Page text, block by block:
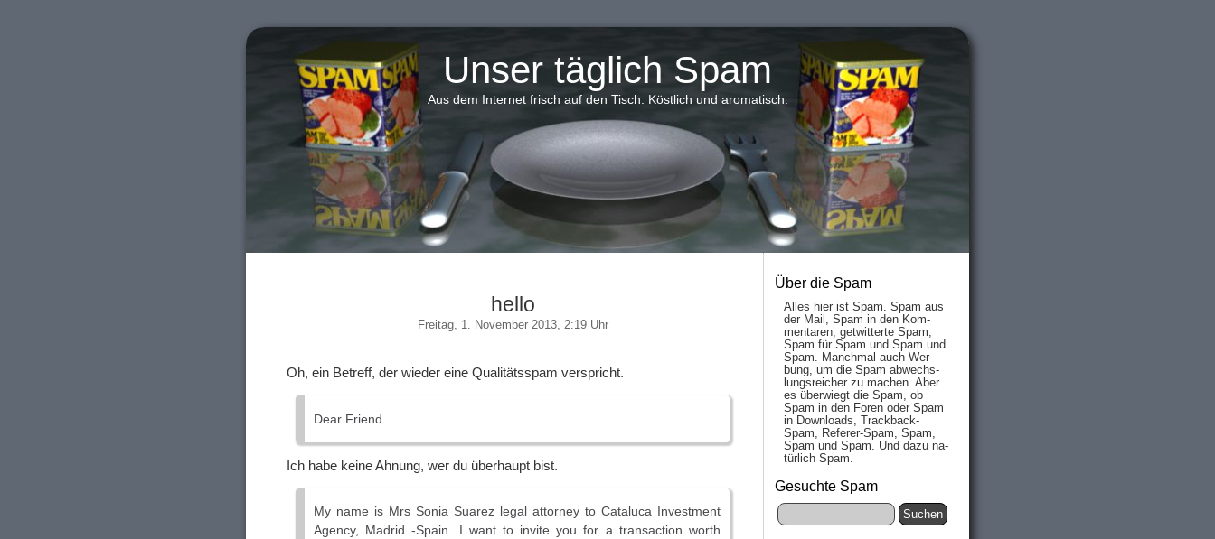
Unser täglich Spam
Aus dem Internet frisch auf den Tisch. Köstlich und aromatisch.
hello
Freitag, 1. November 2013, 2:19 Uhr
Oh, ein Betreff, der wieder eine Qualitätsspam verspricht.
Dear Friend
Ich habe keine Ahnung, wer du überhaupt bist.
My name is Mrs Sonia Suarez legal attorney to Cataluсa Investment
Agency, Madrid -Spain. I want to invite you for a transaction worth
Über die Spam
Alles hier ist Spam. Spam aus
der Mail, Spam in den Kom­
men­taren, ge­twit­ter­te Spam,
Spam für Spam und Spam und
Spam. Manch­mal auch Wer­
bung, um die Spam ab­wechs­
lungs­reich­er zu mach­en. Aber
es über­wiegt die Spam, ob
Spam in den Fo­ren oder Spam
in Down­loads, Track­back-
Spam, Re­fe­rer-Spam, Spam,
Spam und Spam. Und da­zu na­
tür­lich Spam.
Gesuchte Spam